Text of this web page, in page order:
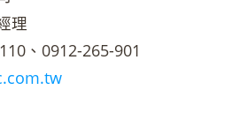
理
、0912-265-901